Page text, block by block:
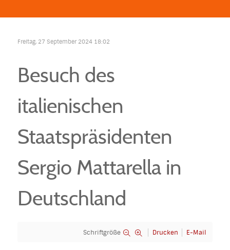
Freitag, 27 September 2024 18:02
Besuch des
italienischen
Staatspräsidenten
Sergio Mattarella in
Deutschland
Schriftgröße Drucken E-Mail